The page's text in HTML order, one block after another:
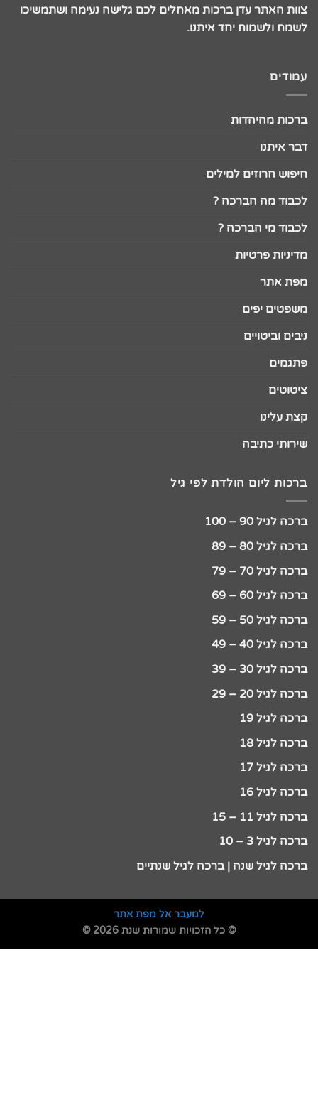
צוות האתר עדן ברכות מאחלים לכם גלישה נעימה ושתמשיכו
לשמח ולשמוח יחד איתנו.
עמודים
ברכות מהיהדות
דבר איתנו
חיפוש חרוזים למילים
לכבוד מה הברכה ?
לכבוד מי הברכה ?
מדיניות פרטיות
מפת אתר
משפטים יפים
ניבים וביטויים
פתגמים
ציטוטים
קצת עלינו
שירותי כתיבה
ברכות ליום הולדת לפי גיל
ברכה לגיל 90 – 100
ברכה לגיל 80 – 89
ברכה לגיל 70 – 79
ברכה לגיל 60 – 69
ברכה לגיל 50 – 59
ברכה לגיל 40 – 49
ברכה לגיל 30 – 39
ברכה לגיל 20 – 29
ברכה לגיל 19
ברכה לגיל 18
ברכה לגיל 17
ברכה לגיל 16
ברכה לגיל 11 – 15
ברכה לגיל 3 – 10
ברכה לגיל שנה | ברכה לגיל שנתיים
למעבר אל מפת אתר
© כל הזכויות שמורות שנת 2026 ©